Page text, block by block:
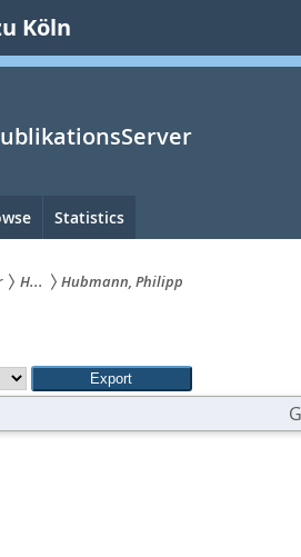
Köln
Statistics
H... Hubmann, Philipp